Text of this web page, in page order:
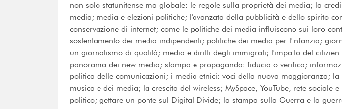
non solo statunitense ma globale: le regole sulla proprietà dei media; la
media; media e elezioni politiche; l'avanzata della pubblicità e dello spirito
conservazione di internet; come le politiche dei media influiscono sui loro
sostentamento dei media indipendenti; politiche dei media per l'infanzia;
un giornalismo di qualità; media e diritti degli immigrati; l'impatto del citizien
panorama dei new media; stampa e propaganda: fiducia o verifica;
politica delle comunicazioni; i media etnici: voci della nuova maggioranza;
musica e dei media; la crescita del wireless; MySpace, YouTube, rete sociale
politico; gettare un ponte sul Digital Divide; la stampa sulla Guerra e la